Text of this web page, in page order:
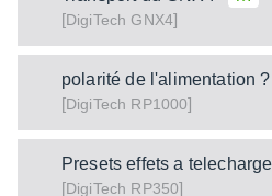
[DigiTech GNX4]
polarité de l'alimentation ?
[DigiTech RP1000]
Presets effets a
[DigiTech RP350]